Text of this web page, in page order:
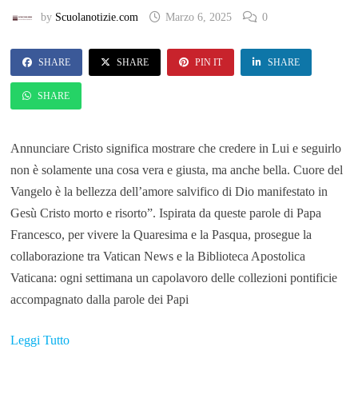
by Scuolanotizie.com Marzo 6, 2025 0
SHARE SHARE PIN IT SHARE
SHARE
Annunciare Cristo significa mostrare che credere in Lui e seguirlo
non è solamente una cosa vera e giusta, ma anche bella. Cuore del
Vangelo è la bellezza dell’amore salvifico di Dio manifestato in
Gesù Cristo morto e risorto”. Ispirata da queste parole di Papa
Francesco, per vivere la Quaresima e la Pasqua, prosegue la
collaborazione tra Vatican News e la Biblioteca Apostolica
Vaticana: ogni settimana un capolavoro delle collezioni pontificie
accompagnato dalla parole dei Papi
Leggi Tutto